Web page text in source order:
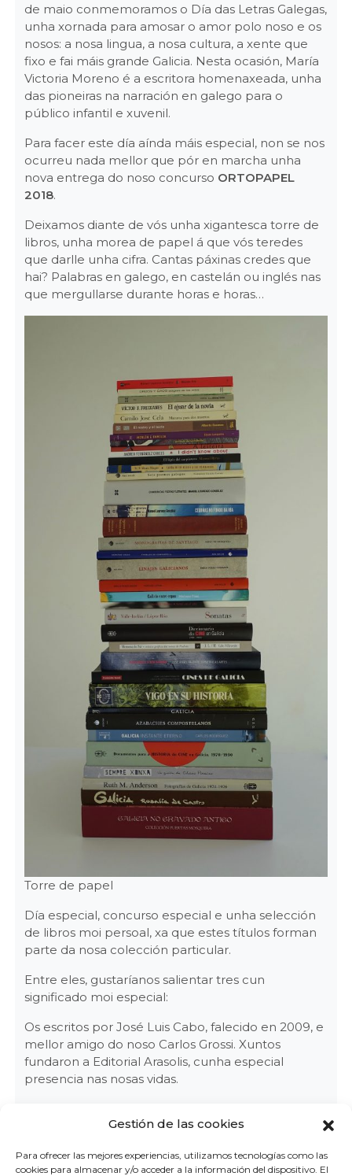
Gestión de las cookies
Para ofrecer las mejores experiencias, utilizamos tecnologías como las
cookies para almacenar y/o acceder a la información del dispositivo. El
de maio conmemoramos o Día das Letras Galegas,
unha xornada para amosar o amor polo noso e os
nosos: a nosa lingua, a nosa cultura, a xente que
fixo e fai máis grande Galicia. Nesta ocasión, María
Victoria Moreno é a escritora homenaxeada, unha
das pioneiras na narración en galego para o
público infantil e xuvenil.
Para facer este día aínda máis especial, non se nos
ocurreu nada mellor que pór en marcha unha
nova entrega do noso concurso ORTOPAPEL
2018.
Deixamos diante de vós unha xigantesca torre de
libros, unha morea de papel á que vós teredes
que darlle unha cifra. Cantas páxinas credes que
hai? Palabras en galego, en castelán ou inglés nas
que mergullarse durante horas e horas…
Torre de papel
Día especial, concurso especial e unha selección
de libros moi persoal, xa que estes títulos forman
parte da nosa colección particular.
Entre eles, gustaríanos salientar tres cun
significado moi especial:
Os escritos por José Luis Cabo, falecido en 2009, e
mellor amigo do noso Carlos Grossi. Xuntos
fundaron a Editorial Arasolis, cunha especial
presencia nas nosas vidas.
Manuel Lorenzo, gañador de galardóns como o
ou o Premio O Barco de Vapor.